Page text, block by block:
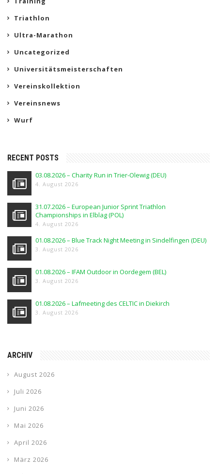
Triathlon
Ultra-Marathon
Uncategorized
Universitätsmeisterschaften
Vereinskollektion
Vereinsnews
Wurf
RECENT POSTS
03.08.2026 – Charity Run in Trier-Olewig (DEU)
4. August 2026
31.07.2026 – European Junior Sprint Triathlon
Championships in Elblag (POL)
4. August 2026
01.08.2026 – Blue Track Night Meeting in Sindelfingen (DEU)
3. August 2026
01.08.2026 – IFAM Outdoor in Oordegem (BEL)
3. August 2026
01.08.2026 – Lafmeeting des CELTIC in Diekirch
3. August 2026
ARCHIV
August 2026
Juli 2026
Juni 2026
Mai 2026
April 2026
März 2026